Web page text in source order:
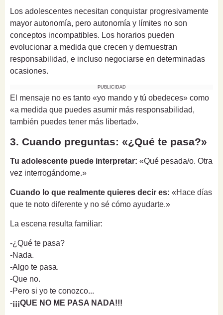
Los adolescentes necesitan conquistar progresivamente
mayor autonomía, pero autonomía y límites no son
conceptos incompatibles. Los horarios pueden
evolucionar a medida que crecen y demuestran
responsabilidad, e incluso negociarse en determinadas
ocasiones.
PUBLICIDAD
El mensaje no es tanto «yo mando y tú obedeces» como
«a medida que puedes asumir más responsabilidad,
también puedes tener más libertad».
3. Cuando preguntas: «¿Qué te pasa?»
Tu adolescente puede interpretar: «Qué pesada/o. Otra
vez interrogándome.»
Cuando lo que realmente quieres decir es: «Hace días
que te noto diferente y no sé cómo ayudarte.»
La escena resulta familiar:
-¿Qué te pasa?
-Nada.
-Algo te pasa.
-Que no.
-Pero si yo te conozco...
-¡¡¡QUE NO ME PASA NADA!!!